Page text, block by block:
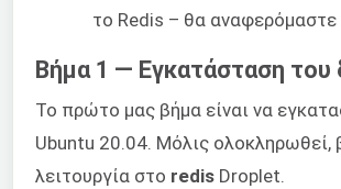
το Redis – θα
Βήμα 1 — Εγκατάσταση του
Το πρώτο μας βήμα είναι να
Ubuntu 20.04. Μόλις ολοκληρωθεί,
λειτουργία στο redis Droplet.